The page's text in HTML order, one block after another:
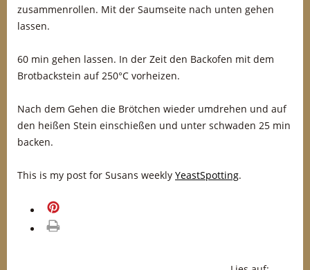
zusammenrollen. Mit der Saumseite nach unten gehen
lassen.
60 min gehen lassen. In der Zeit den Backofen mit dem
Brotbackstein auf 250°C vorheizen.
Nach dem Gehen die Brötchen wieder umdrehen und auf
den heißen Stein einschießen und unter schwaden 25 min
backen.
This is my post for Susans weekly YeastSpotting.